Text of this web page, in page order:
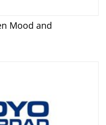
Mood and